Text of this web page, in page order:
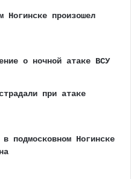
Ногинске произошел
о ночной атаке ВСУ
при атаке
подмосковном Ногинске